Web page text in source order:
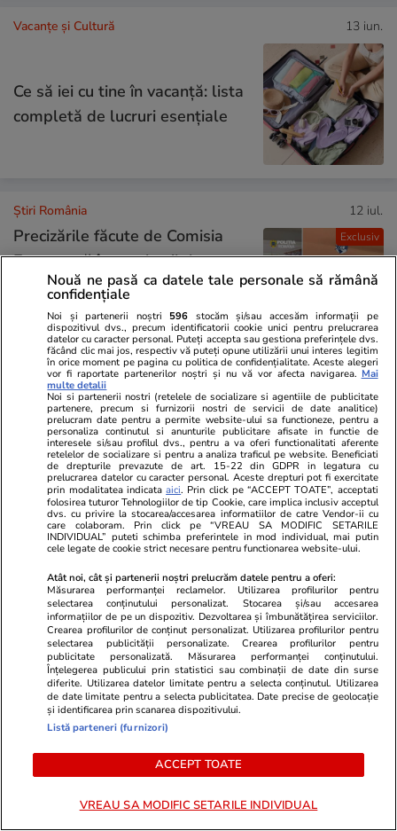
Vacanțe și Cultură 13 iun.
Ce să iei cu tine în vacanță: lista
completă de lucruri esențiale
Exclusiv
Știri România 12 iul.
Precizările făcute de Comisia
Europeană în cazul azilelor
ilegale din Bihor, înainte ca
magistrații Curții de Apel
București să ia decizia în cazul
lui Viorel Pașca
Reportaj
Știri România 12 iul.
Vacanță vacarm în Cheile
Sohodolului: mititei, motoare și
calcar
Știri România 12 iul.
Cine este alpinista care a murit
în Munții Bucegi, după o cădere
în gol de 10 metri: Antonia era
medic stomatolog și avea doar
36 de ani
Știri România 12 iul.
Nouă ne pasă ca datele tale personale să rămână
confidențiale
Noi și partenerii noștri 596 stocăm și/sau accesăm informații pe
dispozitivul dvs., precum identificatorii cookie unici pentru prelucrarea
datelor cu caracter personal. Puteți accepta sau gestiona preferințele dvs.
făcând clic mai jos, respectiv vă puteți opune utilizării unui interes legitim
în orice moment pe pagina cu politica de confidențialitate. Aceste alegeri
vor fi raportate partenerilor noștri și nu vă vor afecta navigarea. Mai
multe detalii
Noi si partenerii nostri (retelele de socializare si agentiile de publicitate
partenere, precum si furnizorii nostri de servicii de date analitice)
prelucram date pentru a permite website-ului sa functioneze, pentru a
personaliza continutul si anunturile publicitare afisate in functie de
interesele si/sau profilul dvs., pentru a va oferi functionalitati aferente
retelelor de socializare si pentru a analiza traficul pe website. Beneficiati
de drepturile prevazute de art. 15-22 din GDPR in legatura cu
prelucrarea datelor cu caracter personal. Aceste drepturi pot fi exercitate
prin modalitatea indicataaici. Prin click pe “ACCEPT TOATE”, acceptati
folosirea tuturor Tehnologiilor de tip Cookie, care implica inclusiv acceptul
dvs. cu privire la stocarea/accesarea informatiilor de catre Vendor-ii cu
care colaboram. Prin click pe “VREAU SA MODIFIC SETARILE
INDIVIDUAL” puteti schimba preferintele in mod individual, mai putin
cele legate de cookie strict necesare pentru functionarea website-ului.
Atât noi, cât și partenerii noștri prelucrăm datele pentru a oferi:
Măsurarea performanței reclamelor. Utilizarea profilurilor pentru
selectarea conținutului personalizat. Stocarea și/sau accesarea
informațiilor de pe un dispozitiv. Dezvoltarea și îmbunătățirea serviciilor.
Crearea profilurilor de conținut personalizat. Utilizarea profilurilor pentru
selectarea publicității personalizate. Crearea profilurilor pentru
publicitate personalizată. Măsurarea performanței conținutului.
Înțelegerea publicului prin statistici sau combinații de date din surse
diferite. Utilizarea datelor limitate pentru a selecta conținutul. Utilizarea
de date limitate pentru a selecta publicitatea. Date precise de geolocație
și identificarea prin scanarea dispozitivului.
Listă parteneri (furnizori)
ACCEPT TOATE
VREAU SA MODIFIC SETARILE INDIVIDUAL